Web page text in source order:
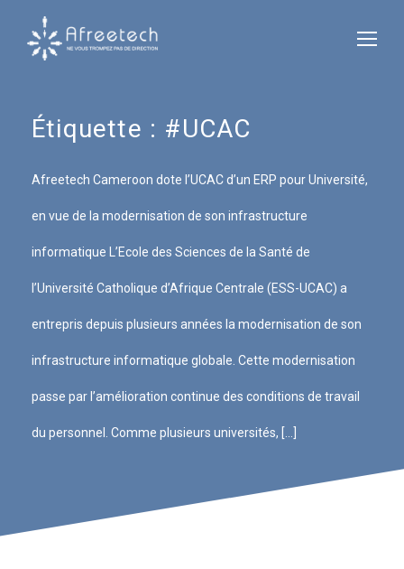
Étiquette : #UCAC
Afreetech Cameroon dote l’UCAC d’un ERP pour Université,
en vue de la modernisation de son infrastructure
informatique L’Ecole des Sciences de la Santé de
l’Université Catholique d’Afrique Centrale (ESS-UCAC) a
entrepris depuis plusieurs années la modernisation de son
infrastructure informatique globale. Cette modernisation
passe par l’amélioration continue des conditions de travail
du personnel. Comme plusieurs universités, […]